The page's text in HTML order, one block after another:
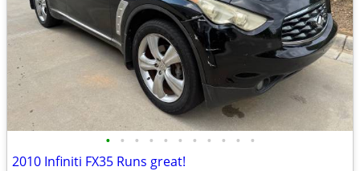
• • • • • • • • • • •
2010 Infiniti FX35 Runs great!